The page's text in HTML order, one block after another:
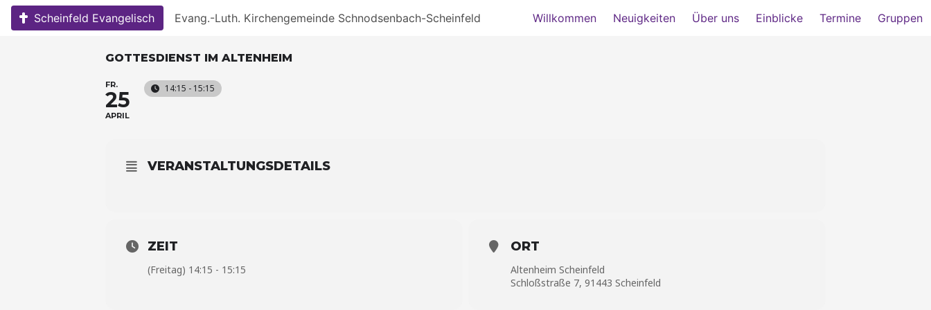
Skip
Scheinfeld Evangelisch Evang.-Luth. Kirchengemeinde Schnodsenbach-Scheinfeld Willkommen Neuigkeiten Über uns Einblicke Termine Gruppen
GOTTESDIENST IM ALTENHEIM
FR.
25
APRIL
14:15 - 15:15
VERANSTALTUNGSDETAILS
ZEIT
(Freitag) 14:15 - 15:15
ORT
Altenheim Scheinfeld
Schloßstraße 7, 91443 Scheinfeld